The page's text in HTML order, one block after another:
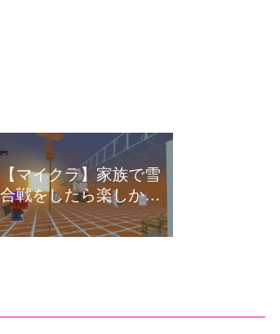
【マイクラ】家族で雪
合戦をしたら楽しかっ
た